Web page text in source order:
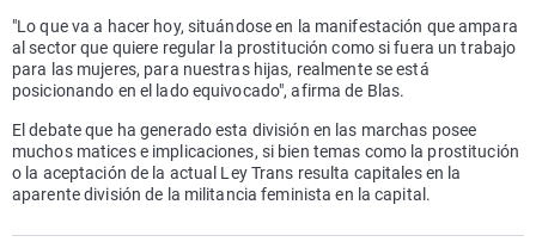
"Lo que va a hacer hoy, situándose en la manifestación que ampara
al sector que quiere regular la prostitución como si fuera un trabajo
para las mujeres, para nuestras hijas, realmente se está
posicionando en el lado equivocado", afirma de Blas.
El debate que ha generado esta división en las marchas posee
muchos matices e implicaciones, si bien temas como la prostitución
o la aceptación de la actual Ley Trans resulta capitales en la
aparente división de la militancia feminista en la capital.